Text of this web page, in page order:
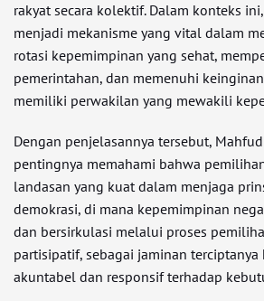
rakyat secara kolektif. Dalam konteks
menjadi mekanisme yang vital dalam
rotasi kepemimpinan yang sehat,
pemerintahan, dan memenuhi
memiliki perwakilan yang mewakili
Dengan penjelasannya tersebut,
pentingnya memahami bahwa
landasan yang kuat dalam menjaga
demokrasi, di mana kepemimpinan
dan bersirkulasi melalui proses
partisipatif, sebagai jaminan
akuntabel dan responsif terhadap